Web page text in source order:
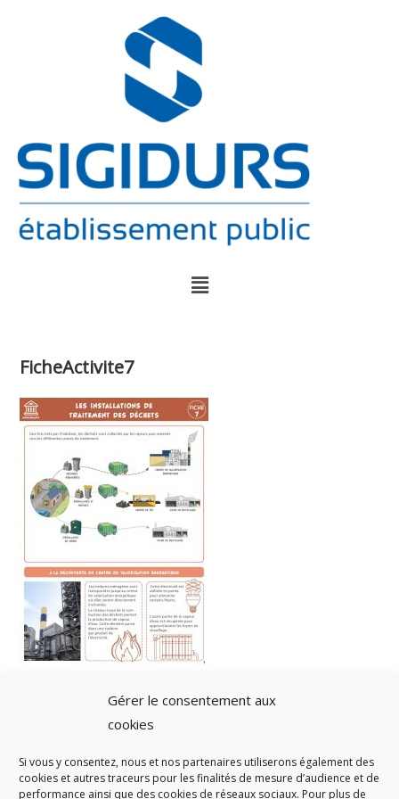
Gérer le consentement aux
cookies
Si vous y consentez, nous et nos partenaires utiliserons également des
cookies et autres traceurs pour les finalités de mesure d’audience et de
performance ainsi que des cookies de réseaux sociaux. Pour plus de
FicheActivite7
A SAVOIR